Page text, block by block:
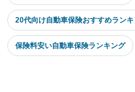
20代向け自動車保険おすすめラン
保険料安い自動車保険ランキング